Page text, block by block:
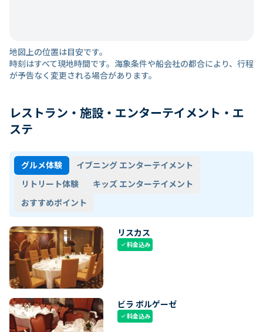
地図上の位置は目安です。
時刻はすべて現地時間です。海象条件や船会社の都合により、行程
が予告なく変更される場合があります。
レストラン・施設・エンターテイメント・エ
ステ
グルメ体験
イブニング エンターテイメント
リトリート体験
キッズ エンターテイメント
おすすめポイント
リスカス
check料金込み
ビラ ボルゲーゼ
check料金込み